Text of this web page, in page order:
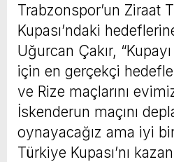
Trabzonspor’un Ziraat
Kupası’ndaki
Uğurcan Çakır,
için en gerçekçi
ve Rize maçlarını
İskenderun maçını
oynayacağız ama iyi
Türkiye Kupası’nı